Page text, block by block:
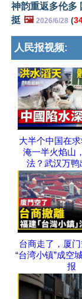
神韵重返多伦多
挺 🖼️ 2026/6/28 (
人民报视频:
大半个中国在
淹一半火焰山
法？武汉万鸭
台商走了，厦
“台湾小镇”成空
报